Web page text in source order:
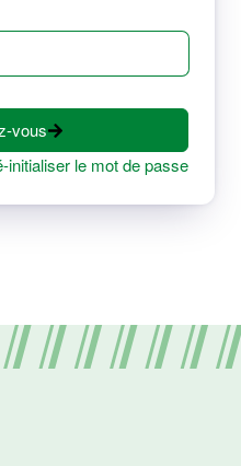
vous
initialiser le mot de passe